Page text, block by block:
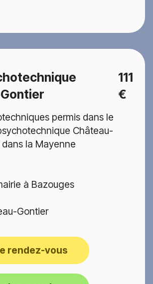
111
€
permis dans le
Château-
la Mayenne
à Bazouges
Gontier
rendez-vous